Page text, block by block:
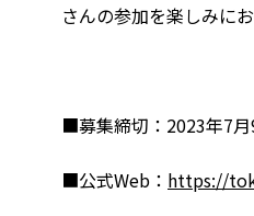
さんの参加を楽しみに
■募集締切：2023年7
■公式Web： https://